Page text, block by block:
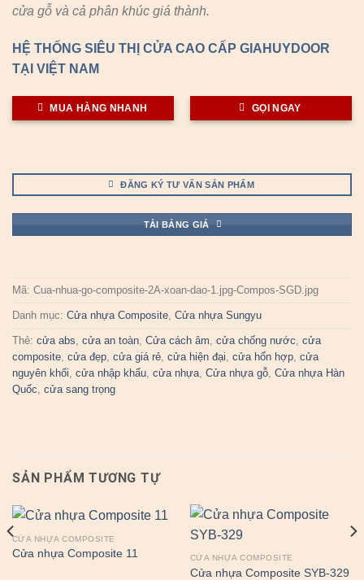
cửa gỗ và cả phân khúc giá thành.
HỆ THỐNG SIÊU THỊ CỬA CAO CẤP GIAHUYDOOR
TẠI VIỆT NAM
MUA HÀNG NHANH GỌI NGAY
ĐĂNG KÝ TƯ VẤN SẢN PHẨM
TẢI BẢNG GIÁ
Mã: Cua-nhua-go-composite-2A-xoan-dao-1.jpg-Compos-SGD.jpg
Danh mục: Cửa nhựa Composite, Cửa nhựa Sungyu
Thẻ: cửa abs, cửa an toàn, Cửa cách âm, cửa chống nước, cửa
composite, cửa đẹp, cửa giá rẻ, cửa hiện đại, cửa hổn hợp, cửa
nguyên khối, cửa nhập khẩu, cửa nhựa, Cửa nhựa gỗ, Cửa nhựa Hàn
Quốc, cửa sang trọng
SẢN PHẨM TƯƠNG TỰ
CỬA NHỰA COMPOSITE
Cửa nhựa Composite 11 CỬA NHỰA COMPOSITE
Cửa nhựa Composite SYB-329